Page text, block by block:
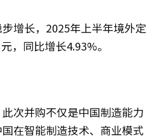
增长，2025年上半年境外定
，同比增长4.93%。
次并购不仅是中国制造能力
在智能制造技术、商业模式